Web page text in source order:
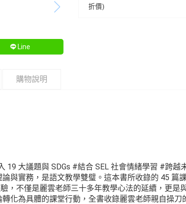
Line
折價)
購物說明
19 大議題與 SDGs #結合 SEL 社會情緒學習 #跨越
與實務，是語文教學雙璧。這本書所收錄的 45 篇
，不僅是麗雲老師三十多年教學心法的延續，更是
化為具體的課堂行動，全書收錄麗雲老師親自操